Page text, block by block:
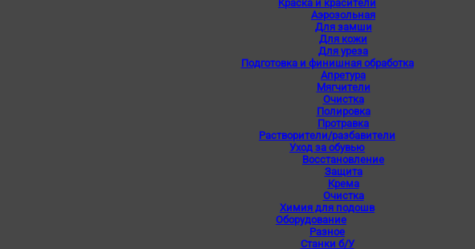
Краска и красители
Аэрозольная
Для замши
Для кожи
Для уреза
Подготовка и финишная обработка
Апретура
Мягчители
Очистка
Полировка
Протравка
Растворители/разбавители
Уход за обувью
Восстановление
Защита
Крема
Очистка
Химия для подошв
Оборудование
Разное
Станки б/У